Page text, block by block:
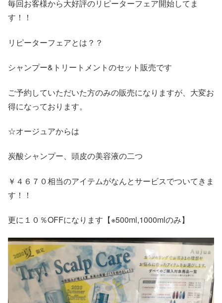
毎回お客様から大好評のリピーターフェア開始してま
す！！
リピーターフェアとは？？
シャンプー&トリートメントのセット販売です
ご予約していただいた方のみの販売になりますが、大変お
得になっております。
☆オージュアからは
炭酸シャンプー、頭皮の美容液の二つ
￥４６７０相当のアイテムがなんとサービスでついてきま
す！！
更に１０％OFFになります【※500ml,1000mlのみ】